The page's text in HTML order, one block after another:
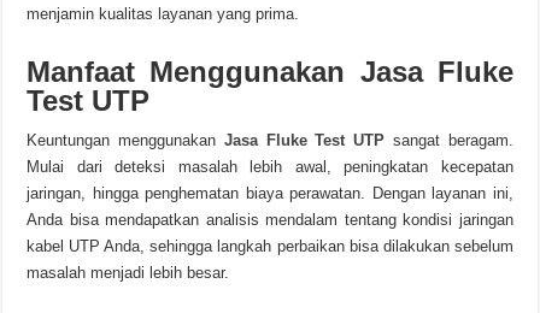
menjamin kualitas layanan yang prima.
Manfaat Menggunakan Jasa Fluke
Test UTP
Keuntungan menggunakan Jasa Fluke Test UTP sangat beragam.
Mulai dari deteksi masalah lebih awal, peningkatan kecepatan
jaringan, hingga penghematan biaya perawatan. Dengan layanan ini,
Anda bisa mendapatkan analisis mendalam tentang kondisi jaringan
kabel UTP Anda, sehingga langkah perbaikan bisa dilakukan sebelum
masalah menjadi lebih besar.